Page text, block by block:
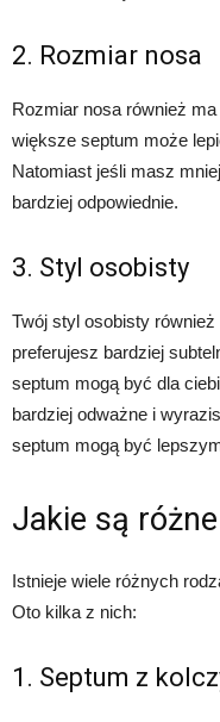
2. Rozmiar nosa
Rozmiar nosa również
większe septum może
Natomiast jeśli masz
bardziej odpowiednie.
3. Styl osobisty
Twój styl osobisty
preferujesz bardziej
septum mogą być dla
bardziej odważne i
septum mogą być
Jakie są
Istnieje wiele różnych
Oto kilka z nich:
1. Septum z